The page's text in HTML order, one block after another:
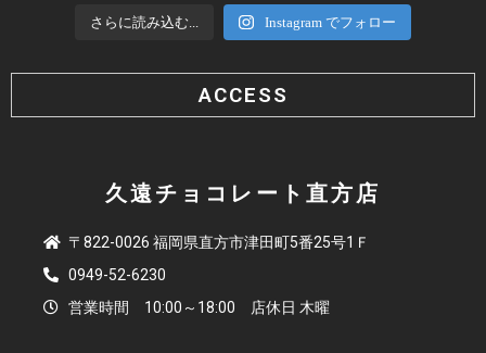
さらに読み込む... Instagram でフォロー
ACCESS
久遠チョコレート直方店
〒822-0026 福岡県直方市津田町5番25号1Ｆ
0949-52-6230
営業時間 10:00～18:00 店休日 木曜